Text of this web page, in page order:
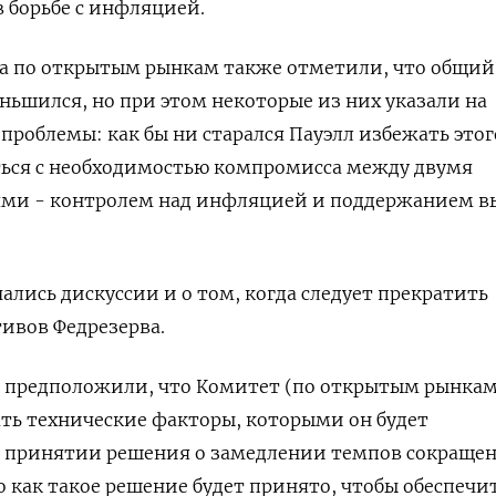
борьбе с инфляцией.
по открытым рынкам также отметили, что общий
но при этом некоторые из них указали на
как бы ни старался Пауэлл избежать
с необходимостью компромисса между двумя
- контролем над инфляцией и поддержанием
дискуссии и о том, когда следует прекратить
Федрезерва.
предположили, что Комитет (по открытым
технические факторы, которыми он будет
принятии решения о замедлении темпов
как такое решение будет принято, чтобы